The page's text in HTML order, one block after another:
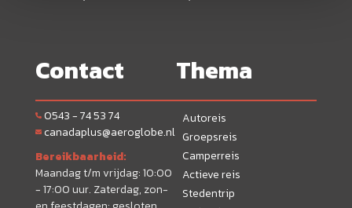
Contact
0543 - 74 53 74
canadaplus@aeroglobe.nl
Bereikbaarheid:
Maandag t/m vrijdag: 10:00
- 17:00 uur. Zaterdag, zon-
Thema
Autoreis
Groepsreis
Camperreis
Actieve reis
Stedentrip